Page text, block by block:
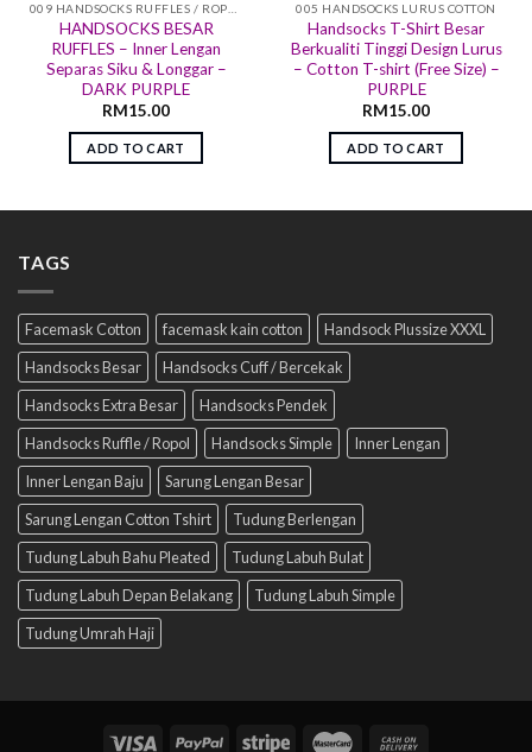
HANDSOCKS BESAR
RUFFLES – Inner Lengan
Separas Siku & Longgar –
DARK PURPLE
RM15.00
ADD TO CART
005 HANDSOCKS LURUS COTTON
Handsocks T-Shirt Besar
Berkualiti Tinggi Design Lurus
– Cotton T-shirt (Free Size) –
PURPLE
RM15.00
ADD TO CART
TAGS
Facemask Cotton facemask kain cotton
Handsock Plussize XXXL
Handsocks Besar
Handsocks Cuff / Bercekak
Handsocks Extra Besar
Handsocks Pendek
Handsocks Ruffle / Ropol
Handsocks Simple
Inner Lengan
Inner Lengan Baju
Sarung Lengan Besar
Sarung Lengan Cotton Tshirt
Tudung Berlengan
Tudung Labuh Bahu Pleated
Tudung Labuh Bulat
Tudung Labuh Depan Belakang
Tudung Labuh Simple
Tudung Umrah Haji